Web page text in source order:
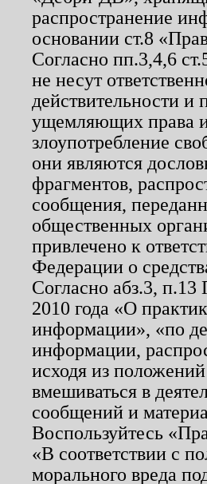
распространение
основании ст.8
Согласно пп.3,4,6
не несут
действительности и
ущемляющих права
злоупотребление
они являются
фрагментов,
сообщения,
общественных
привлечено к
Федерации о
Согласно абз.3,
2010 года «О
информации», «по
информации,
исходя из
вмешиваться в
сообщений и
Воспользуйтесь
«В соответствии с
морального вреда